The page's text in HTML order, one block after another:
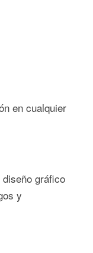
en cualquier
gráfico
y